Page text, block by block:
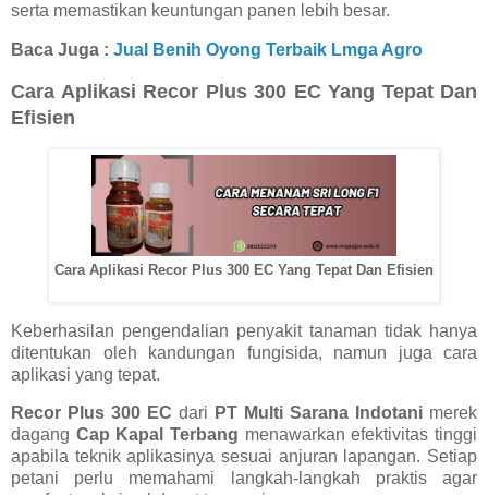
serta memastikan keuntungan panen lebih besar.
Baca Juga : Jual Benih Oyong Terbaik Lmga Agro
Cara Aplikasi Recor Plus 300 EC Yang Tepat Dan
Efisien
Cara Aplikasi Recor Plus 300 EC Yang Tepat Dan Efisien
Keberhasilan pengendalian penyakit tanaman tidak hanya
ditentukan oleh kandungan fungisida, namun juga cara
aplikasi yang tepat.
Recor Plus 300 EC dari PT Multi Sarana Indotani merek
dagang Cap Kapal Terbang menawarkan efektivitas tinggi
apabila teknik aplikasinya sesuai anjuran lapangan. Setiap
petani perlu memahami langkah-langkah praktis agar